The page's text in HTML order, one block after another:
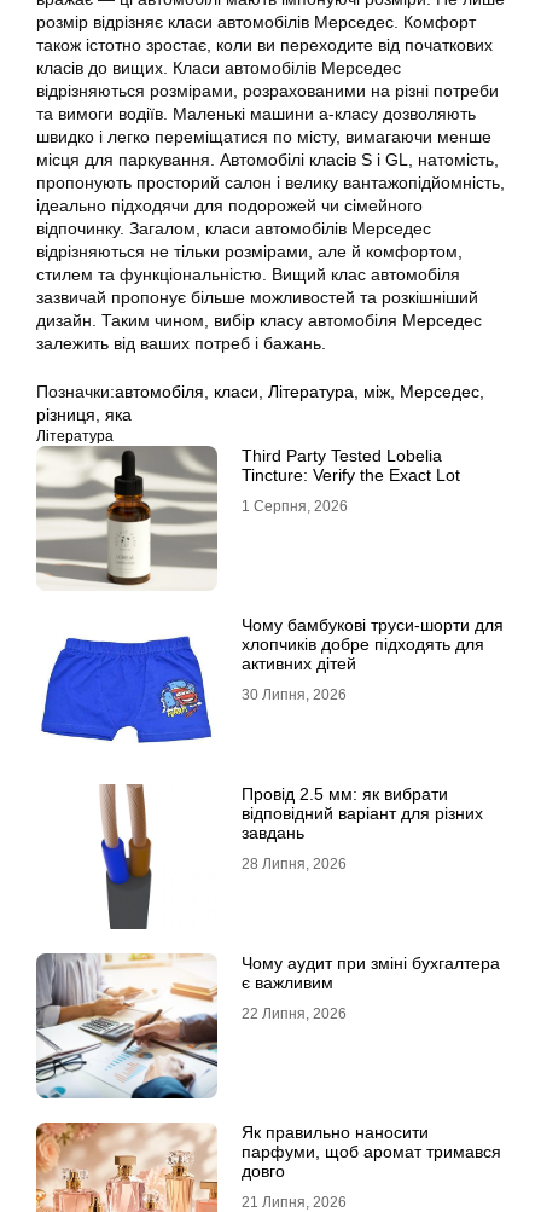
розмір відрізняє класи автомобілів Мерседес. Комфорт
також істотно зростає, коли ви переходите від початкових
класів до вищих. Класи автомобілів Мерседес
відрізняються розмірами, розрахованими на різні потреби
та вимоги водіїв. Маленькі машини а-класу дозволяють
швидко і легко переміщатися по місту, вимагаючи менше
місця для паркування. Автомобілі класів S і GL, натомість,
пропонують просторий салон і велику вантажопідйомність,
ідеально підходячи для подорожей чи сімейного
відпочинку. Загалом, класи автомобілів Мерседес
відрізняються не тільки розмірами, але й комфортом,
стилем та функціональністю. Вищий клас автомобіля
зазвичай пропонує більше можливостей та розкішніший
дизайн. Таким чином, вибір класу автомобіля Мерседес
залежить від ваших потреб і бажань.
Позначки:автомобіля класи Література між Мерседес
різниця яка
Література
Third Party Tested Lobelia
Tincture: Verify the Exact Lot
1 Серпня, 2026
Чому бамбукові труси-шорти для
хлопчиків добре підходять для
активних дітей
30 Липня, 2026
Провід 2.5 мм: як вибрати
відповідний варіант для різних
завдань
28 Липня, 2026
Чому аудит при зміні бухгалтера
є важливим
22 Липня, 2026
Як правильно наносити
парфуми, щоб аромат тримався
довго
21 Липня, 2026